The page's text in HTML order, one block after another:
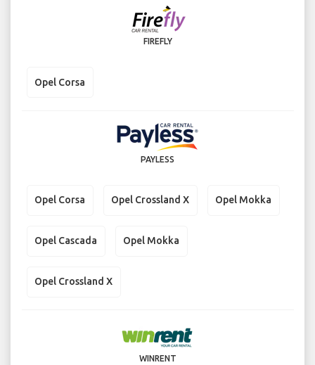
FIREFLY
Opel Corsa
PAYLESS
Opel Corsa Opel Crossland X Opel Mokka
Opel Cascada Opel Mokka
Opel Crossland X
WINRENT